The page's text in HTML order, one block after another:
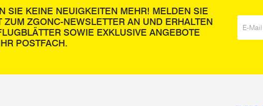
SIE KEINE NEUIGKEITEN MEHR! MELDEN SIE
ZUM ZGONC-NEWSLETTER AN UND ERHALTEN
SOWIE EXKLUSIVE ANGEBOTE
POSTFACH.